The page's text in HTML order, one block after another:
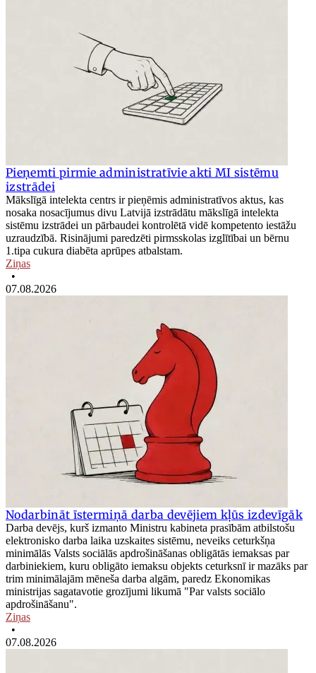
Pieņemti pirmie administratīvie akti MI sistēmu
izstrādei
Mākslīgā intelekta centrs ir pieņēmis administratīvos aktus, kas
nosaka nosacījumus divu Latvijā izstrādātu mākslīgā intelekta
sistēmu izstrādei un pārbaudei kontrolētā vidē kompetento iestāžu
uzraudzībā. Risinājumi paredzēti pirmsskolas izglītībai un bērnu
1.tipa cukura diabēta aprūpes atbalstam.
Ziņas
•
07.08.2026
Nodarbināt īstermiņā darba devējiem kļūs izdevīgāk
Darba devējs, kurš izmanto Ministru kabineta prasībām atbilstošu
elektronisko darba laika uzskaites sistēmu, neveiks ceturkšņa
minimālās Valsts sociālās apdrošināšanas obligātās iemaksas par
darbiniekiem, kuru obligāto iemaksu objekts ceturksnī ir mazāks par
trim minimālajām mēneša darba algām, paredz Ekonomikas
ministrijas sagatavotie grozījumi likumā "Par valsts sociālo
apdrošināšanu".
Ziņas
•
07.08.2026